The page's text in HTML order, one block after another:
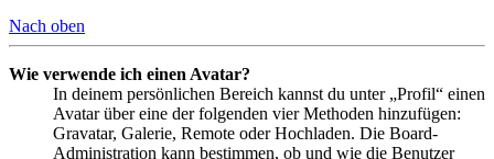
Nach oben
Wie verwende ich einen Avatar?
In deinem persönlichen Bereich kannst du unter „Profil“ einen
Avatar über eine der folgenden vier Methoden hinzufügen:
Gravatar, Galerie, Remote oder Hochladen. Die Board-
Administration kann bestimmen, ob und wie die Benutzer